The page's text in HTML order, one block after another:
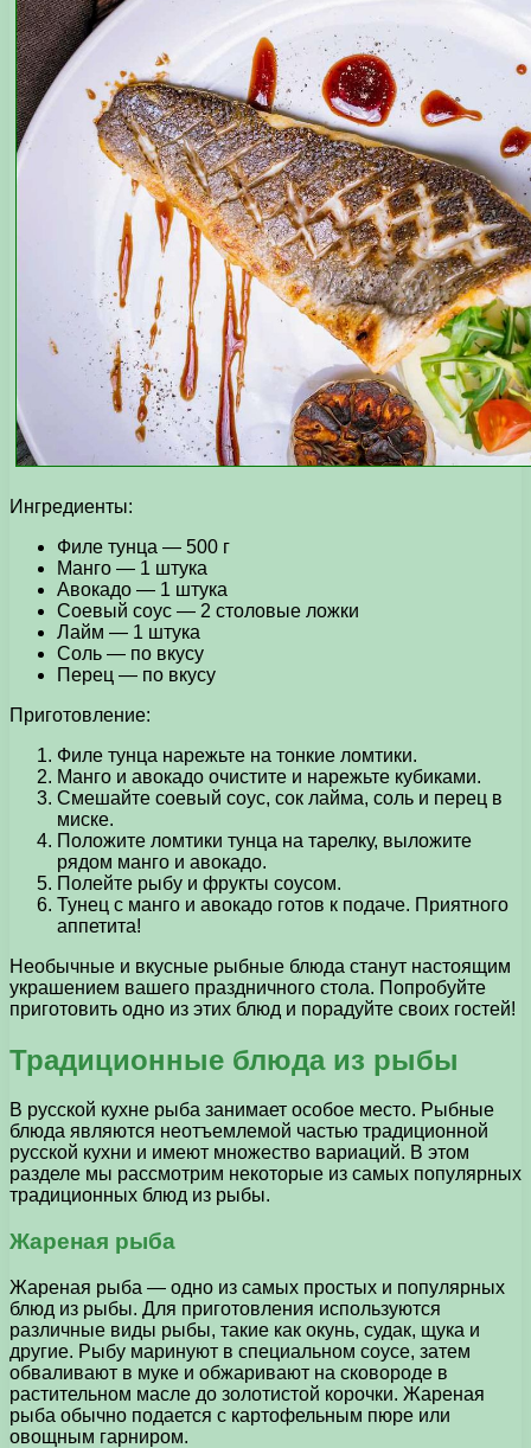
Ингредиенты:
Филе тунца — 500 г
Манго — 1 штука
Авокадо — 1 штука
Соевый соус — 2 столовые ложки
Лайм — 1 штука
Соль — по вкусу
Перец — по вкусу
Приготовление:
Филе тунца нарежьте на тонкие ломтики.
Манго и авокадо очистите и нарежьте кубиками.
Смешайте соевый соус, сок лайма, соль и перец в
миске.
Положите ломтики тунца на тарелку, выложите
рядом манго и авокадо.
Полейте рыбу и фрукты соусом.
Тунец с манго и авокадо готов к подаче. Приятного
аппетита!
Необычные и вкусные рыбные блюда станут настоящим
украшением вашего праздничного стола. Попробуйте
приготовить одно из этих блюд и порадуйте своих гостей!
Традиционные блюда из рыбы
В русской кухне рыба занимает особое место. Рыбные
блюда являются неотъемлемой частью традиционной
русской кухни и имеют множество вариаций. В этом
разделе мы рассмотрим некоторые из самых популярных
традиционных блюд из рыбы.
Жареная рыба
Жареная рыба — одно из самых простых и популярных
блюд из рыбы. Для приготовления используются
различные виды рыбы, такие как окунь, судак, щука и
другие. Рыбу маринуют в специальном соусе, затем
обваливают в муке и обжаривают на сковороде в
растительном масле до золотистой корочки. Жареная
рыба обычно подается с картофельным пюре или
овощным гарниром.